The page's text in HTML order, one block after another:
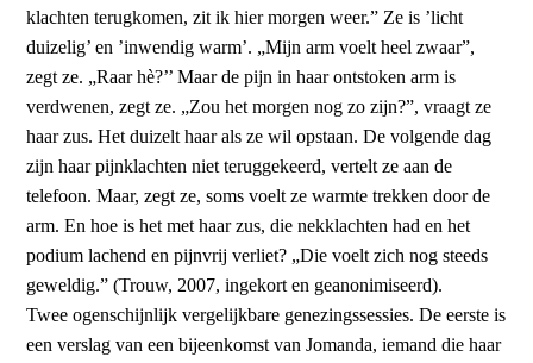
klachten terugkomen, zit ik hier morgen weer.” Ze is ’licht
duizelig’ en ’inwendig warm’. „Mijn arm voelt heel zwaar”,
zegt ze. „Raar hè?’’ Maar de pijn in haar ontstoken arm is
verdwenen, zegt ze. „Zou het morgen nog zo zijn?”, vraagt ze
haar zus. Het duizelt haar als ze wil opstaan. De volgende dag
zijn haar pijnklachten niet teruggekeerd, vertelt ze aan de
telefoon. Maar, zegt ze, soms voelt ze warmte trekken door de
arm. En hoe is het met haar zus, die nekklachten had en het
podium lachend en pijnvrij verliet? „Die voelt zich nog steeds
geweldig.” (Trouw, 2007, ingekort en geanonimiseerd).
Twee ogenschijnlijk vergelijkbare genezingssessies. De eerste is
een verslag van een bijeenkomst van Jomanda, iemand die haar